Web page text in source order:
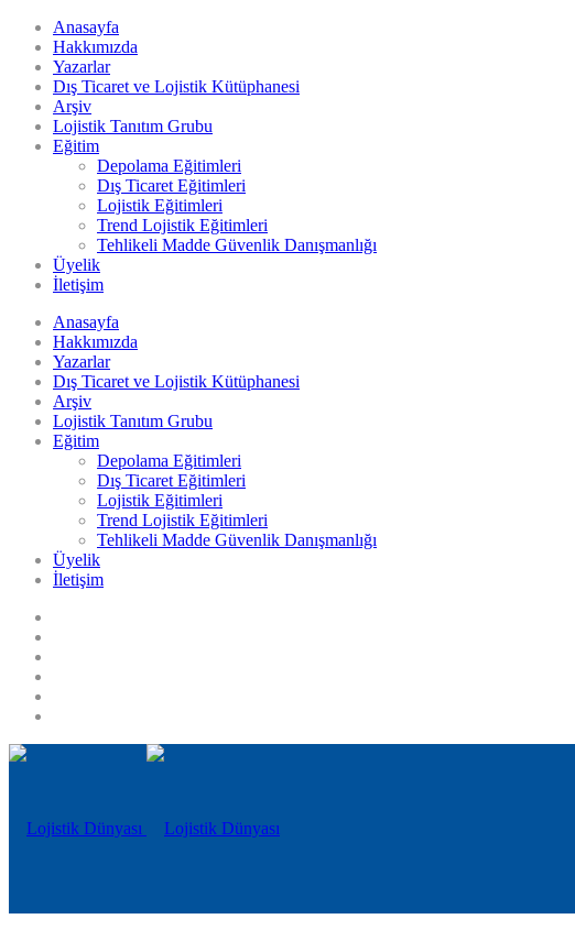
Anasayfa
Hakkımızda
Yazarlar
Dış Ticaret ve Lojistik Kütüphanesi
Arşiv
Lojistik Tanıtım Grubu
Eğitim
Depolama Eğitimleri
Dış Ticaret Eğitimleri
Lojistik Eğitimleri
Trend Lojistik Eğitimleri
Tehlikeli Madde Güvenlik Danışmanlığı
Üyelik
İletişim
Anasayfa
Hakkımızda
Yazarlar
Dış Ticaret ve Lojistik Kütüphanesi
Arşiv
Lojistik Tanıtım Grubu
Eğitim
Depolama Eğitimleri
Dış Ticaret Eğitimleri
Lojistik Eğitimleri
Trend Lojistik Eğitimleri
Tehlikeli Madde Güvenlik Danışmanlığı
Üyelik
İletişim